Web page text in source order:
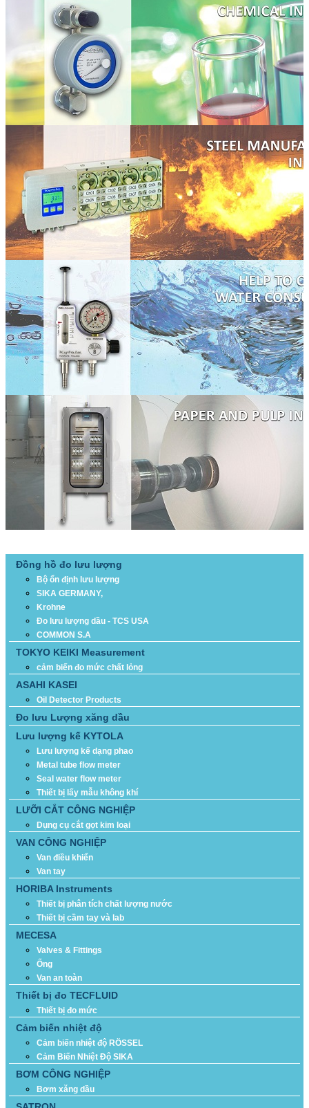
Đồng hồ đo lưu lượng
Bộ ổn định lưu lượng
SIKA GERMANY,
Krohne
Đo lưu lượng dầu - TCS USA
COMMON S.A
TOKYO KEIKI Measurement
cảm biến đo mức chất lỏng
ASAHI KASEI
Oil Detector Products
Đo lưu Lượng xăng dầu
Lưu lượng kế KYTOLA
Lưu lượng kế dạng phao
Metal tube flow meter
Seal water flow meter
Thiết bị lấy mẫu không khí
LƯỠI CẮT CÔNG NGHIỆP
Dụng cụ cắt gọt kim loại
VAN CÔNG NGHIỆP
Van điều khiển
Van tay
HORIBA Instruments
Thiết bị phân tích chất lượng nước
Thiết bị cầm tay và lab
MECESA
Valves & Fittings
Ống
Van an toàn
Thiết bị đo TECFLUID
Thiết bị đo mức
Cảm biến nhiệt độ
Cảm biến nhiệt độ RÖSSEL
Cảm Biến Nhiệt Độ SIKA
BƠM CÔNG NGHIỆP
Bơm xăng dầu